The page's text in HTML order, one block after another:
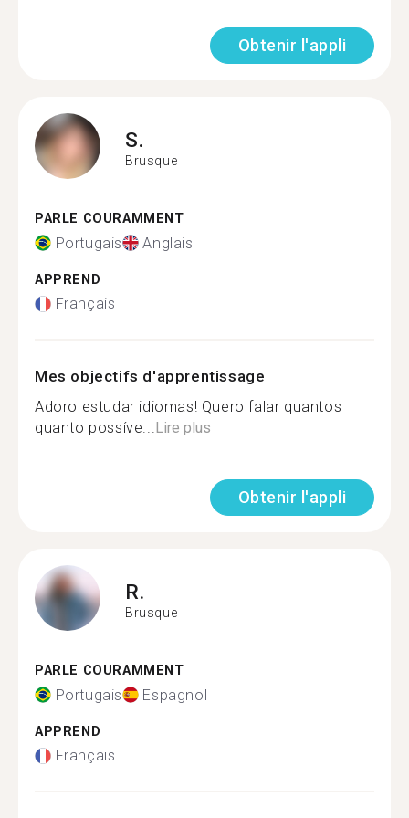
Obtenir l'appli
S.
Brusque
PARLE COURAMMENT
Portugais Anglais
APPREND
Français
Mes objectifs d'apprentissage
Adoro estudar idiomas! Quero falar quantos
quanto possíve...Lire plus
Obtenir l'appli
R.
Brusque
PARLE COURAMMENT
Portugais Espagnol
APPREND
Français